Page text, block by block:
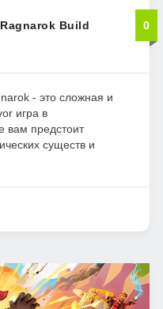
Build
0
- это сложная и
игра в
вам предстоит
существ и